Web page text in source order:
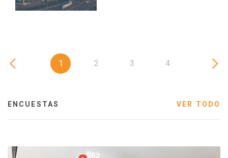
1 2 3 4
ENCUESTAS VER TODO